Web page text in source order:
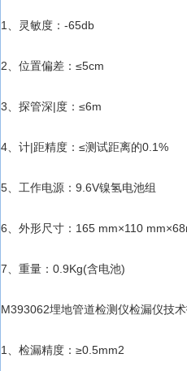
1、灵敏度：-65db
2、位置偏差：≤5cm
3、探管深|度：≤6m
4、计|距精度：≤测试距离的0.1%
5、工作电源：9.6V镍氢电池组
6、外形尺寸：165 mm×110
7、重量：0.9Kg(含电池)
M393062埋地管道检测仪检漏仪技
1、检漏精度：≥0.5mm2